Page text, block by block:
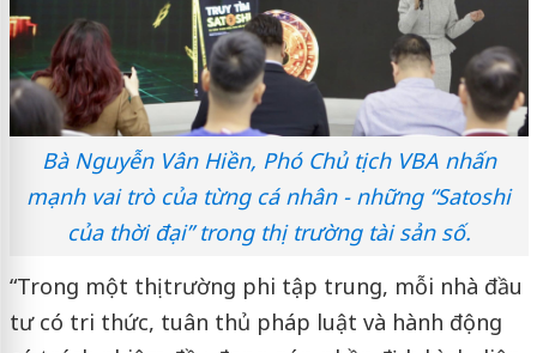
Bà Nguyễn Vân Hiền, Phó Chủ tịch VBA nhấn
mạnh vai trò của từng cá nhân - những “Satoshi
của thời đại” trong thị trường tài sản số.
“Trong một thị trường phi tập trung, mỗi nhà đầu
tư có tri thức, tuân thủ pháp luật và hành động